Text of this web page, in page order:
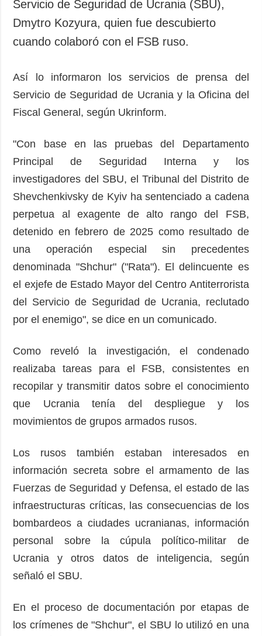
Servicio de Seguridad de Ucrania (SBU),
Dmytro Kozyura, quien fue descubierto
cuando colaboró con el FSB ruso.
Así lo informaron los servicios de prensa del
Servicio de Seguridad de Ucrania y la Oficina del
Fiscal General, según Ukrinform.
"Con base en las pruebas del Departamento
Principal de Seguridad Interna y los
investigadores del SBU, el Tribunal del Distrito de
Shevchenkivsky de Kyiv ha sentenciado a cadena
perpetua al exagente de alto rango del FSB,
detenido en febrero de 2025 como resultado de
una operación especial sin precedentes
denominada "Shchur" ("Rata"). El delincuente es
el exjefe de Estado Mayor del Centro Antiterrorista
del Servicio de Seguridad de Ucrania, reclutado
por el enemigo", se dice en un comunicado.
Como reveló la investigación, el condenado
realizaba tareas para el FSB, consistentes en
recopilar y transmitir datos sobre el conocimiento
que Ucrania tenía del despliegue y los
movimientos de grupos armados rusos.
Los rusos también estaban interesados en
información secreta sobre el armamento de las
Fuerzas de Seguridad y Defensa, el estado de las
infraestructuras críticas, las consecuencias de los
bombardeos a ciudades ucranianas, información
personal sobre la cúpula político-militar de
Ucrania y otros datos de inteligencia, según
señaló el SBU.
En el proceso de documentación por etapas de
los crímenes de "Shchur", el SBU lo utilizó en una